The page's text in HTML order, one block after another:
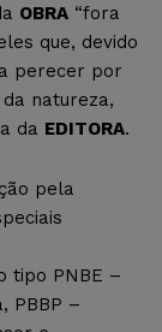
OBRA “fora
que, devido
perecer por
natureza,
da EDITORA.
pela
tipo PNBE –
PBBP –